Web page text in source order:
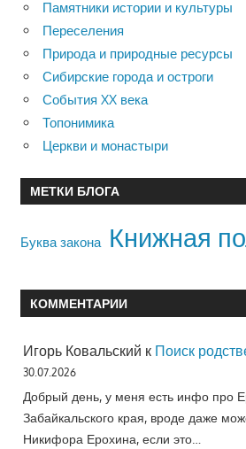
Памятники истории и культуры
Переселения
Природа и природные ресурсы
Сибирские города и остроги
События XX века
Топонимика
Церкви и монастыри
МЕТКИ БЛОГА
Буква закона Книжная
КОММЕНТАРИИ
Игорь Ковальский к Поиск
30.07.2026
Добрый день, у меня есть инфо про
Забайкальского края, вроде даже
Никифора Ерохина, если это…